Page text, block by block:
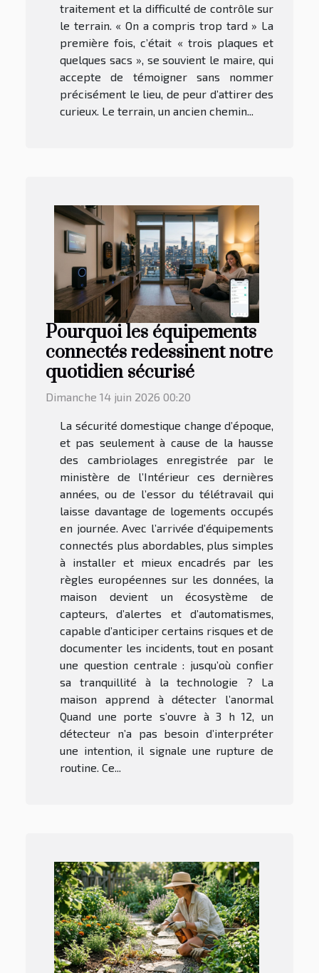
traitement et la difficulté de contrôle sur
le terrain. « On a compris trop tard » La
première fois, c’était « trois plaques et
quelques sacs », se souvient le maire, qui
accepte de témoigner sans nommer
précisément le lieu, de peur d’attirer des
curieux. Le terrain, un ancien chemin...
Pourquoi les équipements
connectés redessinent notre
quotidien sécurisé
Dimanche 14 juin 2026 00:20
La sécurité domestique change d’époque,
et pas seulement à cause de la hausse
des cambriolages enregistrée par le
ministère de l’Intérieur ces dernières
années, ou de l’essor du télétravail qui
laisse davantage de logements occupés
en journée. Avec l’arrivée d’équipements
connectés plus abordables, plus simples
à installer et mieux encadrés par les
règles européennes sur les données, la
maison devient un écosystème de
capteurs, d’alertes et d’automatismes,
capable d’anticiper certains risques et de
documenter les incidents, tout en posant
une question centrale : jusqu’où confier
sa tranquillité à la technologie ? La
maison apprend à détecter l’anormal
Quand une porte s’ouvre à 3 h 12, un
détecteur n’a pas besoin d’interpréter
une intention, il signale une rupture de
routine. Ce...